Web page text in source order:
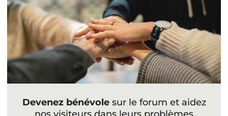
Devenez bénévolesur le forum et aidez